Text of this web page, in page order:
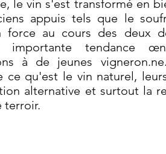
le vin s'est transformé en
appuis tels que le
au cours des deux
importante tendance
à de jeunes
ce qu'est le vin naturel,
alternative et surtout la
terroir.